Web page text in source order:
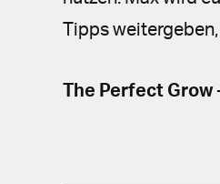
Tipps
The Perfect